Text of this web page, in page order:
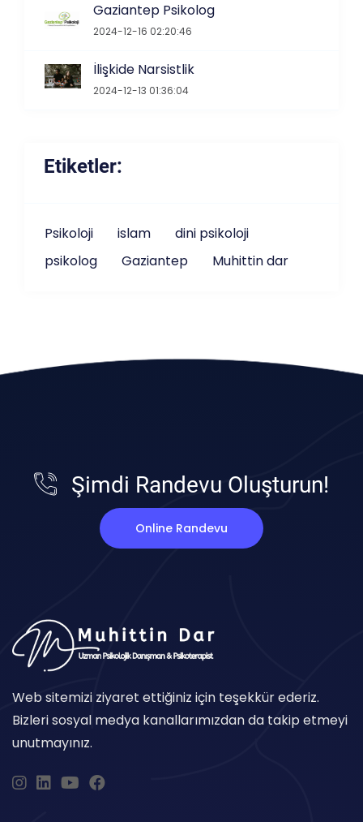
Gaziantep Psikolog
2024-12-16 02:20:46
İlişkide Narsistlik
2024-12-13 01:36:04
Etiketler:
Psikoloji islam
dini psikoloji
psikolog
Gaziantep Muhittin dar
Şimdi Randevu Oluşturun!
Online Randevu
Web sitemizi ziyaret ettiğiniz için teşekkür ederiz.
Bizleri sosyal medya kanallarımızdan da takip etmeyi
unutmayınız.